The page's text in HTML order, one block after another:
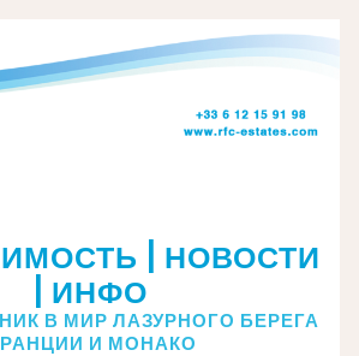
| НОВОСТИ
| ИНФО
В МИР ЛАЗУРНОГО БЕРЕГА
И МОНАКО